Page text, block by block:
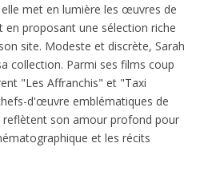
met en lumière les œuvres de
en proposant une sélection riche
site. Modeste et discrète, Sarah
collection. Parmi ses films coup
"Les Affranchis" et "Taxi
d'œuvre emblématiques de
reflètent son amour profond pour
et les récits